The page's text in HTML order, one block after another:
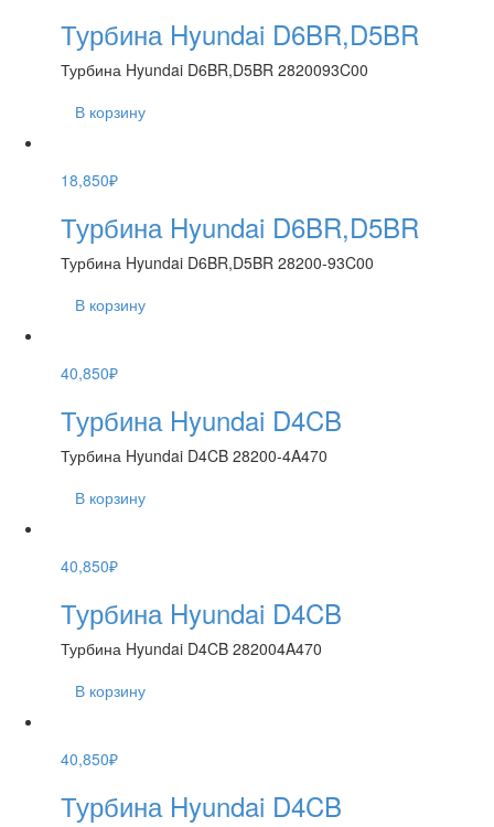
Турбина Hyundai D6BR,D5BR
Турбина Hyundai D6BR,D5BR 2820093C00
В корзину
18,850₽
Турбина Hyundai D6BR,D5BR
Турбина Hyundai D6BR,D5BR 28200-93C00
В корзину
40,850₽
Турбина Hyundai D4CB
Турбина Hyundai D4CB 28200-4A470
В корзину
40,850₽
Турбина Hyundai D4CB
Турбина Hyundai D4CB 282004A470
В корзину
40,850₽
Турбина Hyundai D4CB